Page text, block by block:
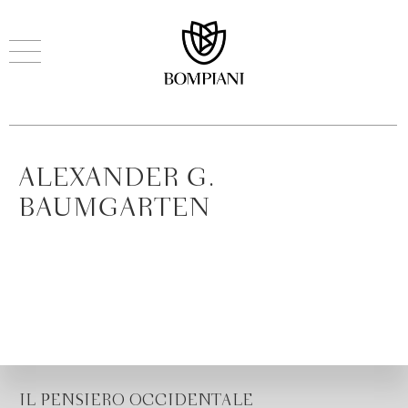
ALEXANDER G.
BAUMGARTEN
IL PENSIERO OCCIDENTALE